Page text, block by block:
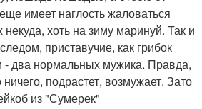
имеет наглость жаловаться
некуда, хоть на зиму маринуй. Так и
приставучие, как грибок
- два нормальных мужика. Правда,
подрастет, возмужает. Зато
из "Сумерек"